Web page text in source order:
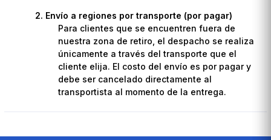
Envío a regiones por transporte (por pagar)
Para clientes que se encuentren fuera de
nuestra zona de retiro, el despacho se realiza
únicamente a través del transporte que el
cliente elija. El costo del envío es por pagar y
debe ser cancelado directamente al
transportista al momento de la entrega.